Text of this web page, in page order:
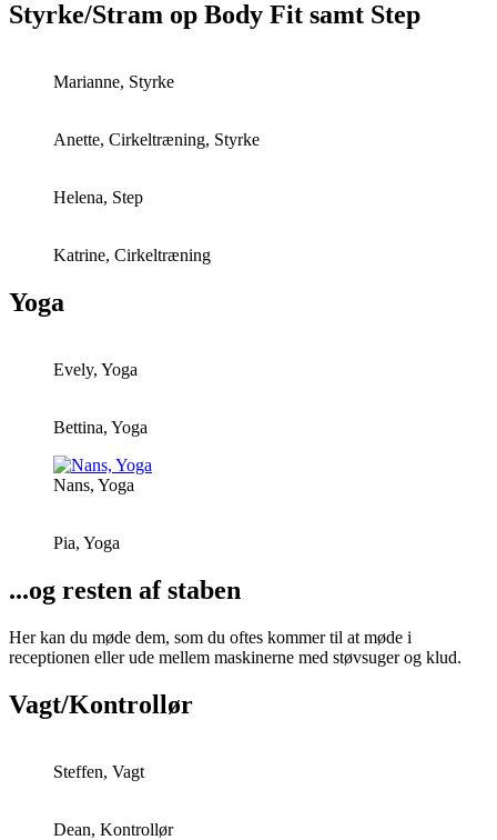
Styrke/Stram op Body Fit samt Step
Marianne, Styrke
Anette, Cirkeltræning, Styrke
Helena, Step
Katrine, Cirkeltræning
Yoga
Evely, Yoga
Bettina, Yoga
Nans, Yoga
Pia, Yoga
...og resten af staben
Her kan du møde dem, som du oftes kommer til at møde i
receptionen eller ude mellem maskinerne med støvsuger og klud.
Vagt/Kontrollør
Steffen, Vagt
Dean, Kontrollør